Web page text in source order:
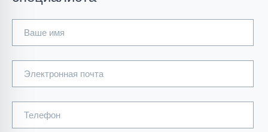
Ваше имя
Электронная почта
Телефон